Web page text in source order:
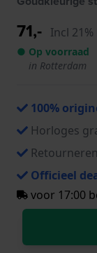
71,- Incl
● Op voorraad
in Rotterdam
100%
Horloges
Officieel
voor 17:00